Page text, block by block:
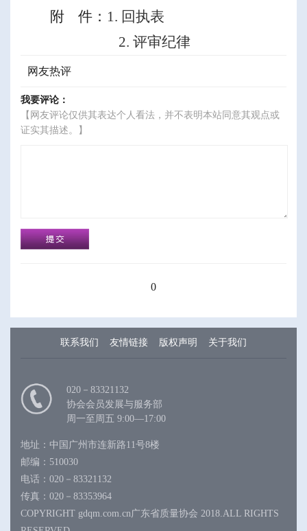
附 件： 1. 回执表
2. 评审纪律
网友热评
我要评论：
【网友评论仅供其表达个人看法，并不表明本站同意其观点或
证实其描述。】
0
联系我们 友情链接 版权声明 关于我们
020－83321132
协会会员发展与服务部
周一至周五 9:00—17:00
地址：中国广州市连新路11号8楼
邮编：510030
电话：020－83321132
传真：020－83353964
COPYRIGHT gdqm.com.cn广东省质量协会 2018.ALL RIGHTS